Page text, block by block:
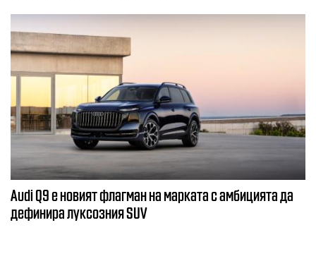
Audi Q9 е новият флагман на марката с амбицията да
дефинира луксозния SUV